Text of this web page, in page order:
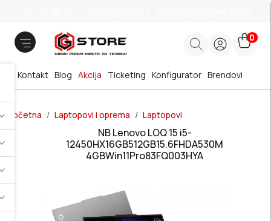
0
Brendovi
Blog Akcija
Kontakt Ticketing Konfigurator
Početna Laptopovi i oprema Laptopovi
NB Lenovo LOQ 15 i5-
12450HX16GB512GB15.6FHDA530M
4GBWin11Pro83FQ003HYA